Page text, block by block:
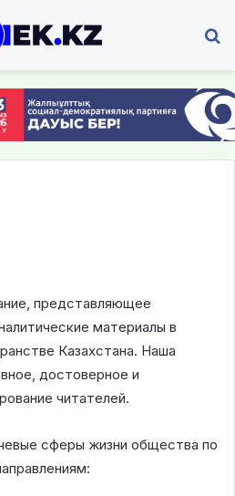
представляющее
материалы в
Казахстана. Наша
достоверное и
читателей.
сферы жизни общества по